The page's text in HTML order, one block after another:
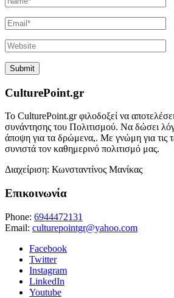
CulturePoint.gr
Το CulturePoint.gr φιλοδοξεί να
συνάντησης του Πολιτισμού. Να δώσει
άποψη για τα δρώμενα,. Με γνώμη για τις
συνιστά τον καθημερινό πολιτισμό μας.
Διαχείριση: Κωνσταντίνος Μανίκας
Επικοινωνία
Phone: 6944472131
Email: culturepointgr@yahoo.com
Facebook
Twitter
Instagram
LinkedIn
Youtube